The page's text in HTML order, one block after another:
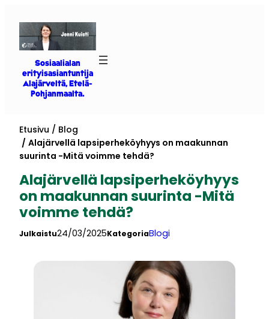
sisältöön
Sosiaalialan
erityisasiantuntija
Alajärveltä, Etelä-
Pohjanmaalta.
Etusivu
Blog
Alajärvellä lapsiperheköyhyys on maakunnan
suurinta -Mitä voimme tehdä?
Alajärvellä lapsiperheköyhyys
on maakunnan suurinta -Mitä
voimme tehdä?
Julkaistu24/03/2025KategoriaBlogi